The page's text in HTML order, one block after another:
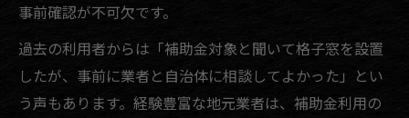
事前確認が不可欠です。
過去の利用者からは「補助金対象と聞いて格子窓を設置
したが、事前に業者と自治体に相談してよかった」とい
う声もあります。経験豊富な地元業者は、補助金利用の